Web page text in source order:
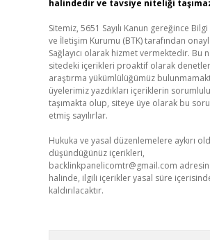
halindedir ve tavsiye niteliği
Sitemiz, 5651 Sayılı Kanun gereğince
ve İletişim Kurumu (BTK) tarafından
Sağlayıcı olarak hizmet vermektedir. Bu
sitedeki içerikleri proaktif olarak
araştırma yükümlülüğümüz
üyelerimiz yazdıkları içeriklerin
taşımakta olup, siteye üye olarak bu
etmiş sayılırlar.
Hukuka ve yasal düzenlemelere aykırı
düşündüğünüz içerikleri,
backlinkpanelicomtr@gmail.com
halinde, ilgili içerikler yasal süre
kaldırılacaktır.